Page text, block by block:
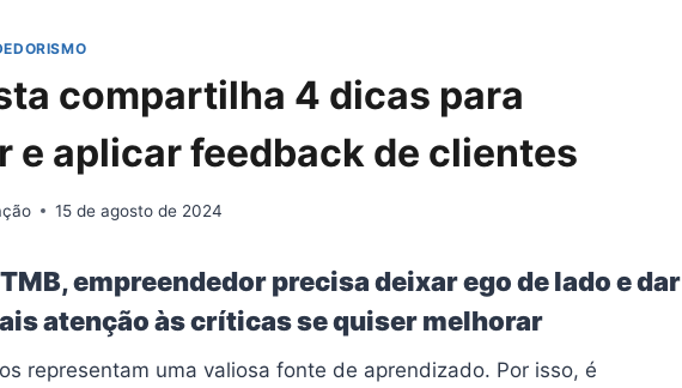
compartilha 4 dicas para
e aplicar feedback de clientes
15 de agosto de 2024
TMB, empreendedor precisa deixar ego de lado e dar
atenção às críticas se quiser melhorar
representam uma valiosa fonte de aprendizado. Por isso, é